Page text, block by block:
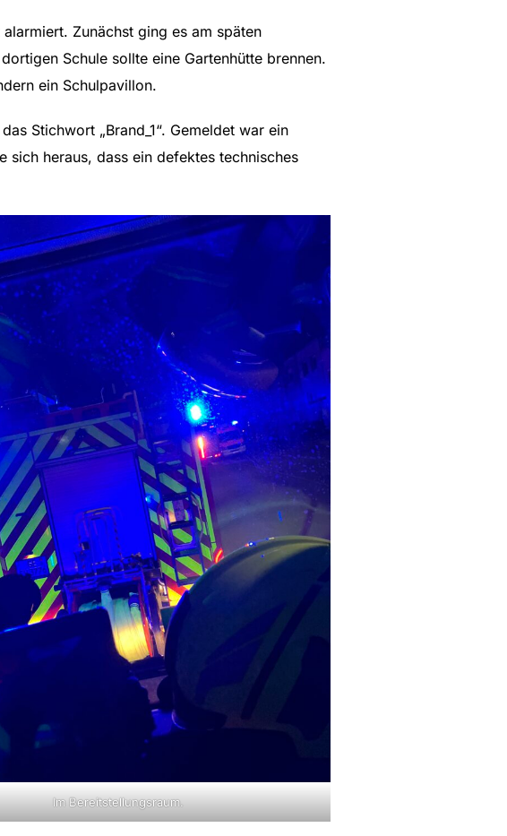
Zunächst ging es am späten
Schule sollte eine Gartenhütte brennen.
ein Schulpavillon.
Stichwort „Brand_1“. Gemeldet war ein
sich heraus, dass ein defektes technisches
Im Bereitstellungsraum.